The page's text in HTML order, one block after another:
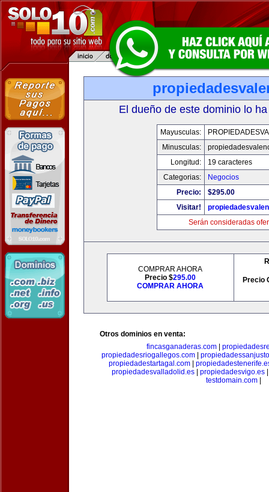
El dueño de este dominio lo
Mayusculas:
Minusculas:
Longitud:
19 caracteres
Categorias:
Negocios
Precio:
$295.00
Visitar!
Serán consideradas
COMPRAR AHORA
Precio $295.00
COMPRAR AHORA
Precio
Otros dominios en venta:
fincasganaderas.com|
propiedadesriogallegos.com|
propiedadestartagal.com|
propiedadesvalladolid.es
propiedadesvigo.es
testdomain.com